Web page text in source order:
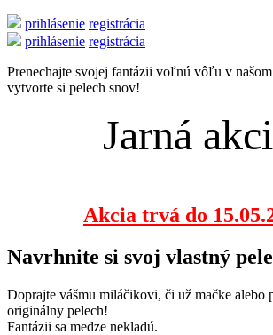
prihlásenie registrácia
prihlásenie registrácia
Prenechajte svojej fantázii voľnú vôľu v
vytvorte si pelech snov!
Jarná
Akcia trvá do
Navrhnite si svoj vlastný
Doprajte vášmu miláčikovi, či už mačke alebo
originálny pelech!
Fantázii sa medze nekladú.